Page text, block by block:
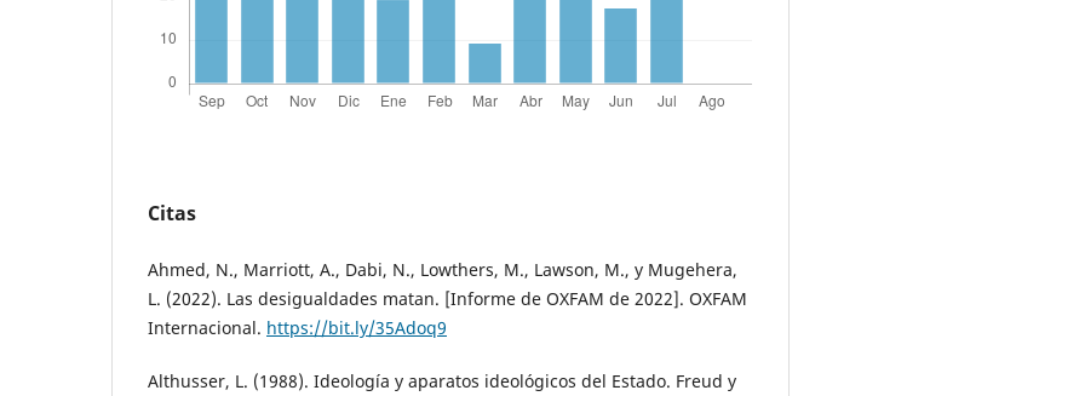
Citas
Ahmed, N., Marriott, A., Dabi, N., Lowthers, M., Lawson, M., y Mugehera,
L. (2022). Las desigualdades matan. [Informe de OXFAM de 2022]. OXFAM
Internacional. https://bit.ly/35Adoq9
Althusser, L. (1988). Ideología y aparatos ideológicos del Estado. Freud y